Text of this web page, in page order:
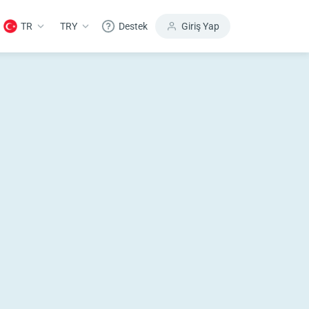
TR TRY Destek Giriş Yap